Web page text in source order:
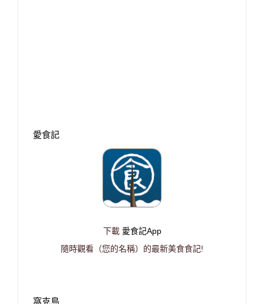
愛食記
下載 愛食記App
隨時觀看（您的名稱）的最新美食食記!
窩克島